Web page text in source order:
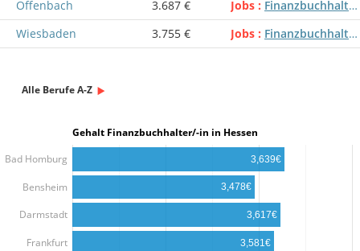
Offenbach
3.687 € Jobs
Finanzbuchhalter/-in
Wiesbaden
3.755 € Jobs Finanzbuchhalter/-in
Alle Berufe A-Z
Gehalt Finanzbuchhalter/-in in Hessen
Bad Homburg
Bensheim
Darmstadt
Frankfurt
3,639€
3,478€
3,617€
3,581€